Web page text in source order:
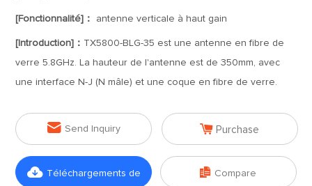
[Fonctionnalité]： antenne verticale à haut gain
[Introduction]： TX5800-BLG-35 est une antenne en fibre de
verre 5.8GHz. La hauteur de l'antenne est de 350mm, avec
une interface N-J (N mâle) et une coque en fibre de verre.
 Send Inquiry  Purchase
 Téléchargements de  Compare